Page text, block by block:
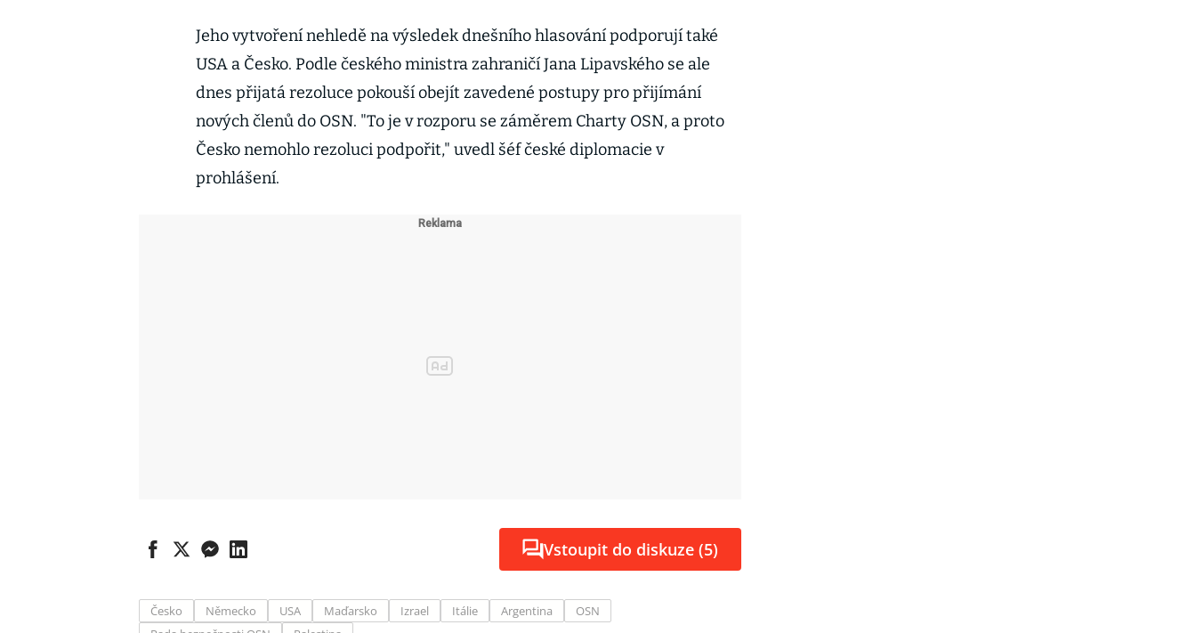
Jeho vytvoření nehledě na výsledek dnešního hlasování podporují také
USA a Česko. Podle českého ministra zahraničí Jana Lipavského se ale
dnes přijatá rezoluce pokouší obejít zavedené postupy pro přijímání
nových členů do OSN. "To je v rozporu se záměrem Charty OSN, a proto
Česko nemohlo rezoluci podpořit," uvedl šéf české diplomacie v
prohlášení.
Vstoupit do diskuze (5)
Česko Německo USA Maďarsko Izrael Itálie Argentina
OSN